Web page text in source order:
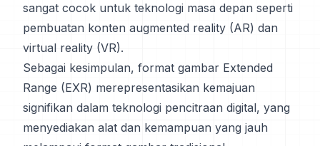
sangat cocok untuk teknologi masa depan seperti
pembuatan konten augmented reality (AR) dan
virtual reality (VR).
Sebagai kesimpulan, format gambar Extended
Range (EXR) merepresentasikan kemajuan
signifikan dalam teknologi pencitraan digital, yang
menyediakan alat dan kemampuan yang jauh